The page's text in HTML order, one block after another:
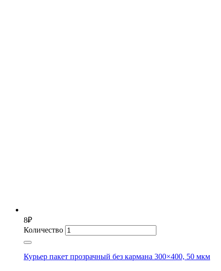
8₽
Количество
Курьер пакет прозрачный без кармана 300×400, 50 мкм